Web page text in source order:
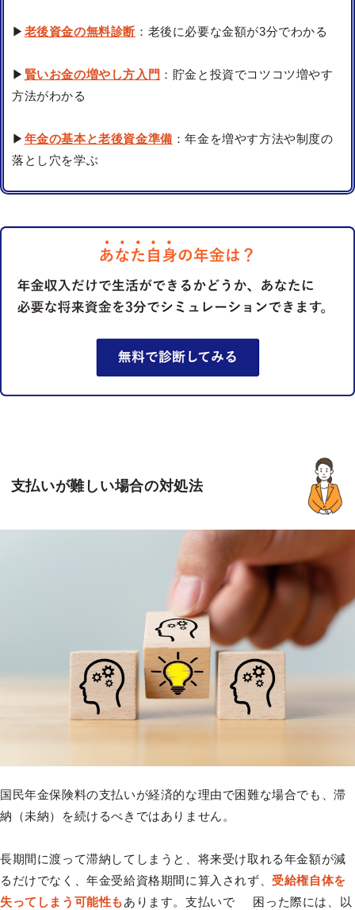
▶ 老後資金の無料診断 ：老後に必要な金額が3分でわかる
▶ 賢いお金の増やし方入門 ：貯金と投資でコツコツ増やす
方法がわかる
▶ 年金の基本と老後資金準備 ：年金を増やす方法や制度の
落とし穴を学ぶ
支払いが難しい場合の対処法
国民年金保険料の支払いが経済的な理由で困難な場合でも、滞
納（未納）を続けるべきではありません。
長期間に渡って滞納してしまうと、将来受け取れる年金額が減
るだけでなく、年金受給資格期間に算入されず、 受給権自体を
失ってしまう可能性もあります。支払いで 困った際には、以